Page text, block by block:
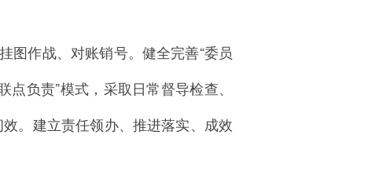
图作战、对账销号。健全完善“委员
负责”模式，采取日常督导检查、
。建立责任领办、推进落实、成效